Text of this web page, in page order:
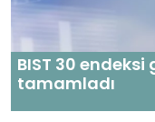
BIST 30
tamamladı